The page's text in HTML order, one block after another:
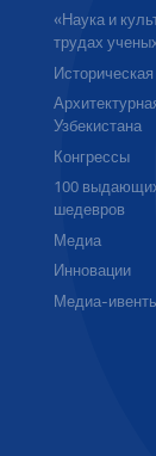
«Наука и
трудах
Узбекистана
Конгрессы
100
шедевров
Медиа
Инновации
Медиа-